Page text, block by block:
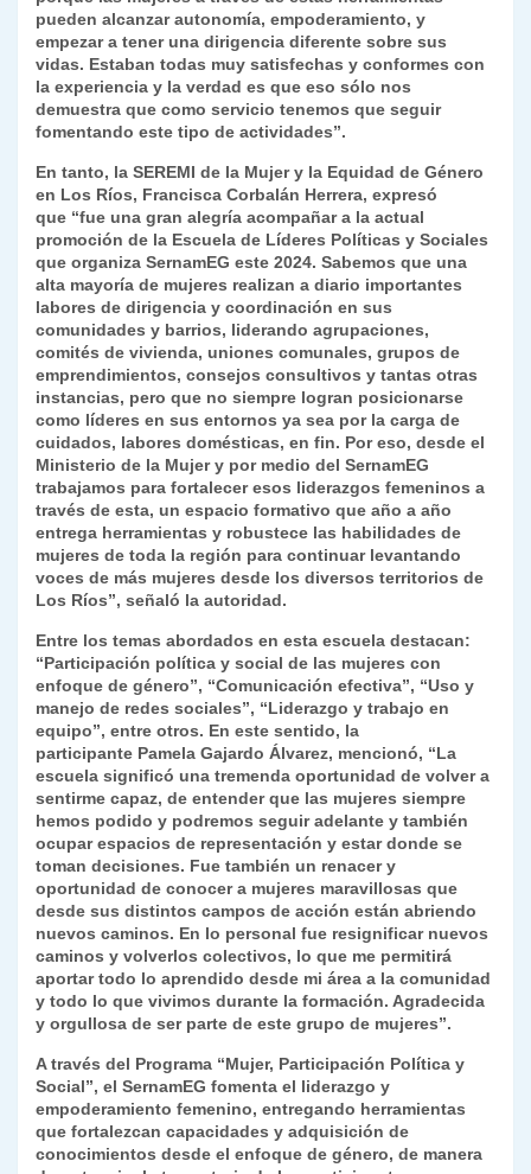
pueden alcanzar autonomía, empoderamiento, y
empezar a tener una dirigencia diferente sobre sus
vidas. Estaban todas muy satisfechas y conformes con
la experiencia y la verdad es que eso sólo nos
demuestra que como servicio tenemos que seguir
fomentando este tipo de actividades”.
En tanto, la SEREMI de la Mujer y la Equidad de Género
en Los Ríos, Francisca Corbalán Herrera, expresó
que “fue una gran alegría acompañar a la actual
promoción de la Escuela de Líderes Políticas y Sociales
que organiza SernamEG este 2024. Sabemos que una
alta mayoría de mujeres realizan a diario importantes
labores de dirigencia y coordinación en sus
comunidades y barrios, liderando agrupaciones,
comités de vivienda, uniones comunales, grupos de
emprendimientos, consejos consultivos y tantas otras
instancias, pero que no siempre logran posicionarse
como líderes en sus entornos ya sea por la carga de
cuidados, labores domésticas, en fin. Por eso, desde el
Ministerio de la Mujer y por medio del SernamEG
trabajamos para fortalecer esos liderazgos femeninos a
través de esta, un espacio formativo que año a año
entrega herramientas y robustece las habilidades de
mujeres de toda la región para continuar levantando
voces de más mujeres desde los diversos territorios de
Los Ríos”, señaló la autoridad.
Entre los temas abordados en esta escuela destacan:
“Participación política y social de las mujeres con
enfoque de género”, “Comunicación efectiva”, “Uso y
manejo de redes sociales”, “Liderazgo y trabajo en
equipo”, entre otros. En este sentido, la
participante Pamela Gajardo Álvarez, mencionó, “La
escuela significó una tremenda oportunidad de volver a
sentirme capaz, de entender que las mujeres siempre
hemos podido y podremos seguir adelante y también
ocupar espacios de representación y estar donde se
toman decisiones. Fue también un renacer y
oportunidad de conocer a mujeres maravillosas que
desde sus distintos campos de acción están abriendo
nuevos caminos. En lo personal fue resignificar nuevos
caminos y volverlos colectivos, lo que me permitirá
aportar todo lo aprendido desde mi área a la comunidad
y todo lo que vivimos durante la formación. Agradecida
y orgullosa de ser parte de este grupo de mujeres”.
A través del Programa “Mujer, Participación Política y
Social”, el SernamEG fomenta el liderazgo y
empoderamiento femenino, entregando herramientas
que fortalezcan capacidades y adquisición de
conocimientos desde el enfoque de género, de manera